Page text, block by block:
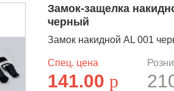
Замок-защелка
черный
Замок накидной AL 001
Спец. цена
141.00p